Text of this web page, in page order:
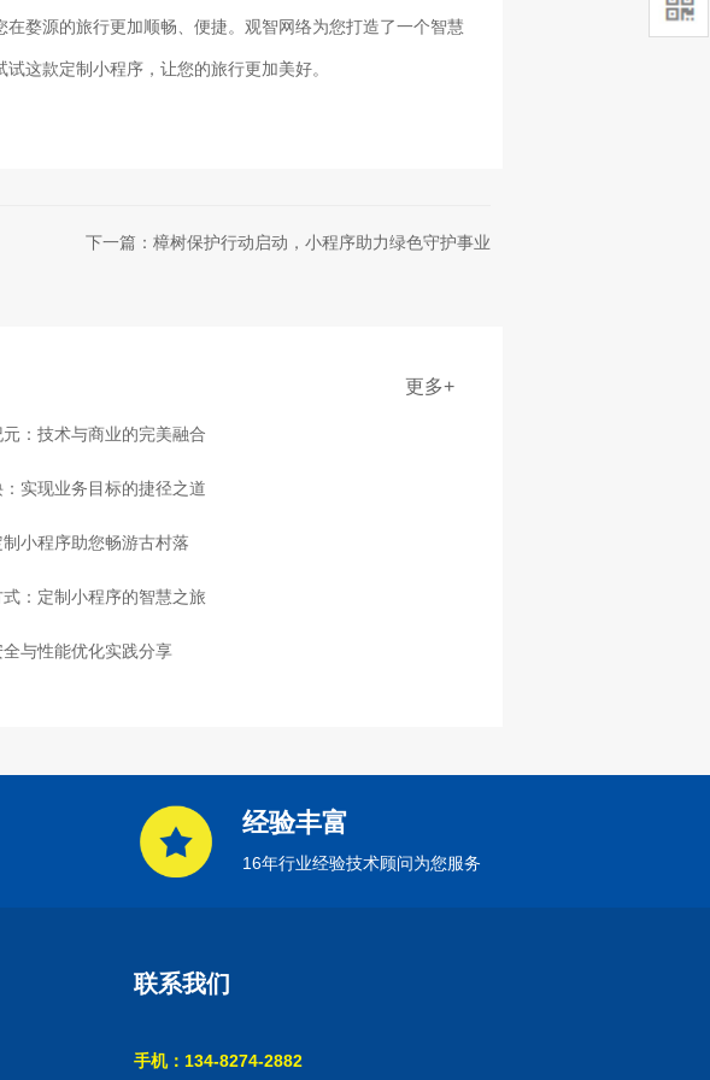
婺源的旅行更加顺畅、便捷。观智网络为您打造了一个智慧
这款定制小程序，让您的旅行更加美好。
下一篇：樟树保护行动启动，小程序助力绿色守护事业
更多+
：技术与商业的完美融合
实现业务目标的捷径之道
小程序助您畅游古村落
：定制小程序的智慧之旅
与性能优化实践分享
经验丰富
16年行业经验技术顾问为您服务
联系我们
手机：134-8274-2882